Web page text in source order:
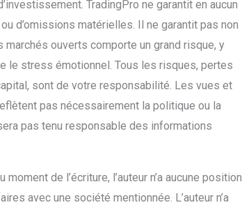
TradingPro ne garantit en aucun
d’omissions matérielles. Il ne garantit pas non
ouverts comporte un grand risque, y
le stress émotionnel. Tous les risques, pertes
sont de votre responsabilité. Les vues et
pas nécessairement la politique ou la
pas tenu responsable des informations
de l’écriture, l’auteur n’a aucune position
avec une société mentionnée. L’auteur n’a